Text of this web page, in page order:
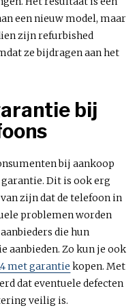
een nieuw model, maar
zijn refurbished
ze bijdragen aan het
bij
bij aankoop
Dit is ook erg
zijn dat de telefoon in
problemen worden
die hun
aanbieden. Zo kun je ook
met garantie kopen. Met
dat eventuele defecten
veilig is.